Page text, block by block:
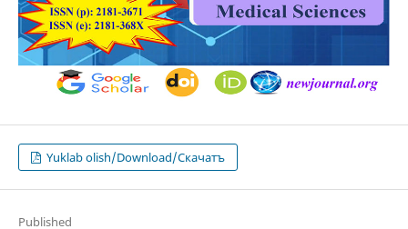
Yuklab olish/Download/Скачатъ
Published